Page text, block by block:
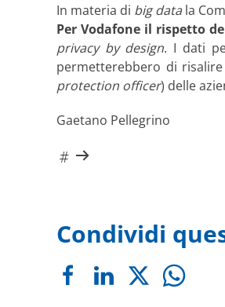
In materia di big data la
Per Vodafone il rispetto
privacy by design. I dati
permetterebbero di
protection officer) delle
Gaetano Pellegrino
Condividi